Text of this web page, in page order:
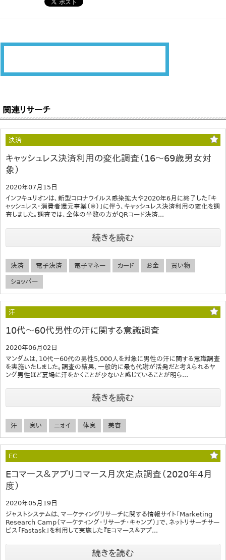
関連リサーチ
決済
キャッシュレス決済利用の変化調査（16～69歳男女対
象）
2020年07月15日
インフキュリオンは、新型コロナウイルス感染拡大や2020年6月に終了した「キ
ャッシュレス・消費者還元事業（※）」に伴う、キャッシュレス決済利用の変化を調
査しました。調査では、全体の半数の方がQRコード決済...
続きを読む
決済 電子決済 電子マネー カード お金 買い物
ショッパー
汗
10代～60代男性の汗に関する意識調査
2020年06月02日
マンダムは、10代～60代の男性5,000人を対象に男性の汗に関する意識調査
を実施いたしました。調査の結果、一般的に最も代謝が活発だと考えられるヤ
ング男性ほど夏場に汗をかくことが少ないと感じていることが明ら...
続きを読む
汗 臭い ニオイ 体臭 美容
EC
Eコマース＆アプリコマース月次定点調査（2020年4月
度）
2020年05月19日
ジャストシステムは、マーケティングリサーチに関する情報サイト「Marketing
Research Camp（マーケティング・リサーチ・キャンプ）」で、ネットリサーチサー
ビス「Fastask」を利用して実施した『Eコマース＆アプ...
続きを読む